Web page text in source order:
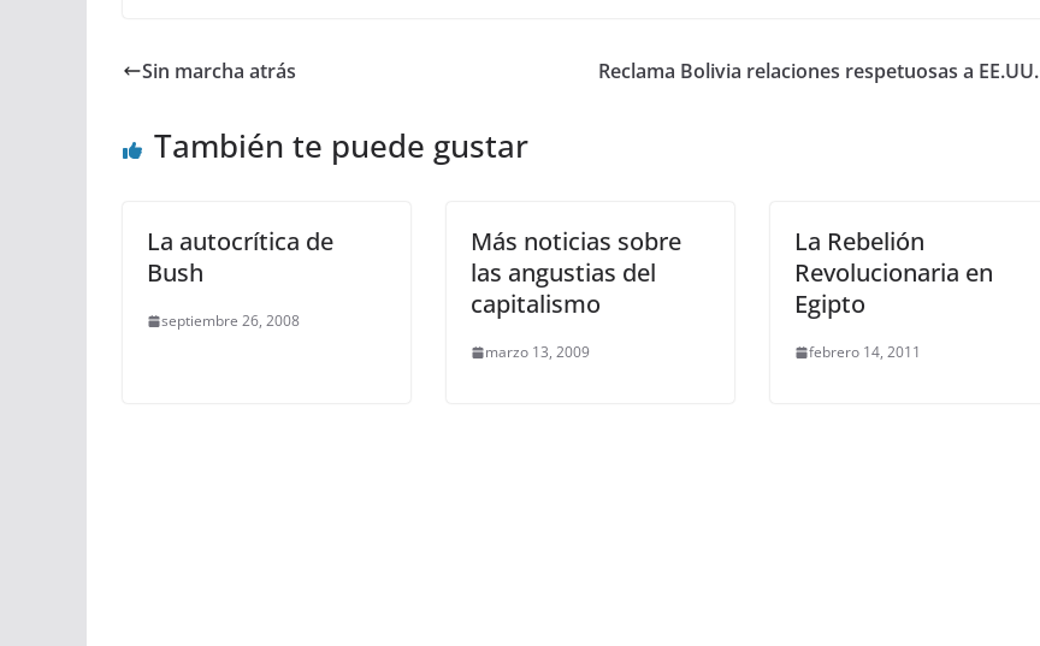
Sin marcha atrás Reclama Bolivia relaciones respetuosas a EE.UU.
También te puede gustar
La autocrítica de
Bush
septiembre 26, 2008
Más noticias sobre
las angustias del
capitalismo
marzo 13, 2009
La Rebelión
Revolucionaria en
Egipto
febrero 14, 2011